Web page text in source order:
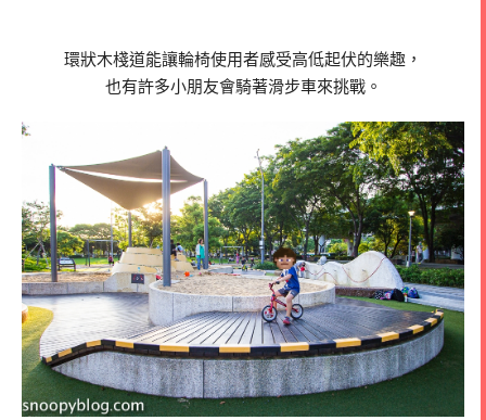
環狀木棧道能讓輪椅使用者感受高低起伏的樂趣，
也有許多小朋友會騎著滑步車來挑戰。